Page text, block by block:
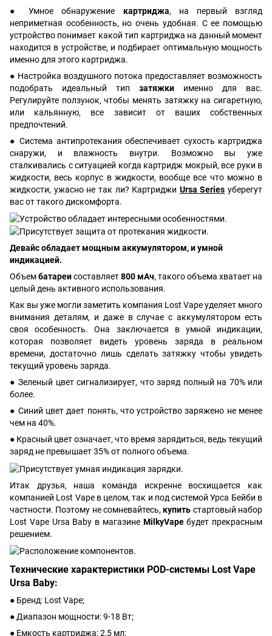
● Умное обнаружение картриджа, на первый взгляд
неприметная особенность, но очень удобная. С ее помощью
устройство понимает какой тип картриджа на данный момент
находится в устройстве, и подбирает оптимальную мощность
именно для этого картриджа.
● Настройка воздушного потока предоставляет возможность
подобрать идеальный тип затяжки именно для вас.
Регулируйте ползунок, чтобы менять затяжку на сигаретную,
или кальянную, все зависит от ваших собственных
предпочтений.
● Система антипротекания обеспечивает сухость картриджа
снаружи, и влажность внутри. Возможно вы уже
сталкивались с ситуацией когда картридж мокрый, все руки в
жидкости, весь корпус в жидкости, вообще все что можно в
жидкости, ужасно не так ли? Картриджи Ursa Series уберегут
вас от такого дискомфорта.
Девайс обладает мощным аккумулятором, и умной
индикацией.
Объембатареисоставляет800 мАч, такого объема хватает на
целый день активного использования.
Как вы уже могли заметить компания Lost Vape уделяет много
внимания деталям, и даже в случае с аккумулятором есть
своя особенность. Она заключается в умной индикации,
которая позволяет видеть уровень заряда в реальном
времени, достаточно лишь сделать затяжку чтобы увидеть
текущий уровень заряда.
● Зеленый цвет сигнализирует, что заряд полный на 70% или
более.
● Синий цвет дает понять, что устройство заряжено не менее
чем на 40%.
● Красный цвет означает, что время зарядиться, ведь текущий
заряд не превышает 35% от полного объема.
Итак друзья, наша команда искренне восхищается как
компанией Lost Vape в целом, так и под системой Урса Бейби в
частности. Поэтому не сомневайтесь,купить стартовый набор
Lost Vape Ursa Baby в магазине MilkyVapeбудет прекрасным
решением.
Технические характеристики POD-системы Lost Vape
Ursa Baby:
● Бренд: Lost Vape;
● Диапазон мощности: 9-18 Вт;
● Емкость картриджа: 2,5 мл;